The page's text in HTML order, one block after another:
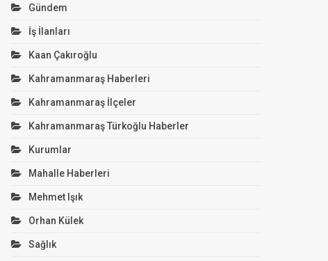
Gündem
İş İlanları
Kaan Çakıroğlu
Kahramanmaraş Haberleri
Kahramanmaraş İlçeler
Kahramanmaraş Türkoğlu Haberler
Kurumlar
Mahalle Haberleri
Mehmet Işık
Orhan Külek
Sağlık